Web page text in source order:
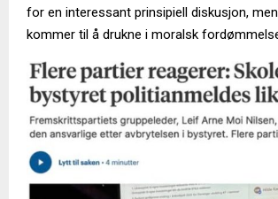
for en interessant prinsipiell diskusjon,
kommer til å drukne i moralsk